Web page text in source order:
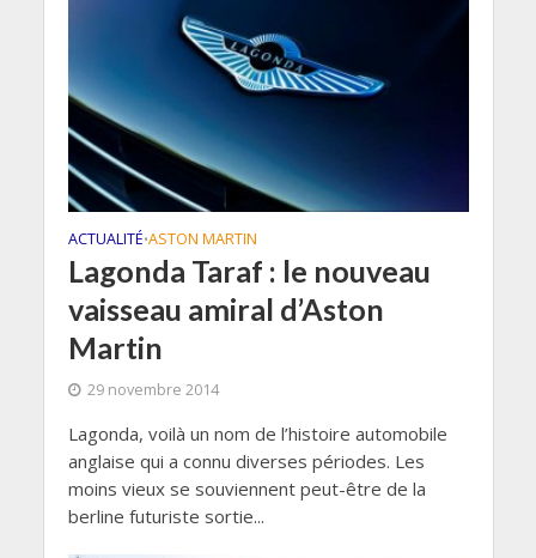
ACTUALITÉ•ASTON MARTIN
Lagonda Taraf : le nouveau
vaisseau amiral d’Aston
Martin
29 novembre 2014
Lagonda, voilà un nom de l’histoire automobile
anglaise qui a connu diverses périodes. Les
moins vieux se souviennent peut-être de la
berline futuriste sortie...